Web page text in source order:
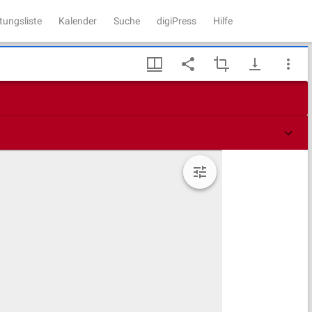
Kalender Suche digiPress Hilfe